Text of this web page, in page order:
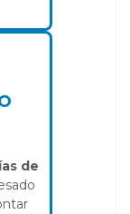
de